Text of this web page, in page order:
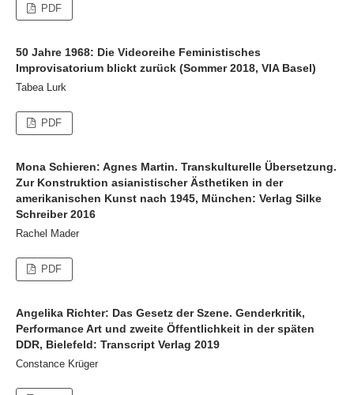
PDF
50 Jahre 1968: Die Videoreihe Feministisches
Improvisatorium blickt zurück (Sommer 2018, VIA Basel)
Tabea Lurk
PDF
Mona Schieren: Agnes Martin. Transkulturelle Übersetzung.
Zur Konstruktion asianistischer Ästhetiken in der
amerikanischen Kunst nach 1945, München: Verlag Silke
Schreiber 2016
Rachel Mader
PDF
Angelika Richter: Das Gesetz der Szene. Genderkritik,
Performance Art und zweite Öffentlichkeit in der späten
DDR, Bielefeld: Transcript Verlag 2019
Constance Krüger